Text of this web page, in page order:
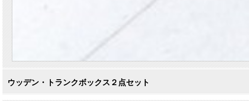
ウッデン・トランクボックス２点セット